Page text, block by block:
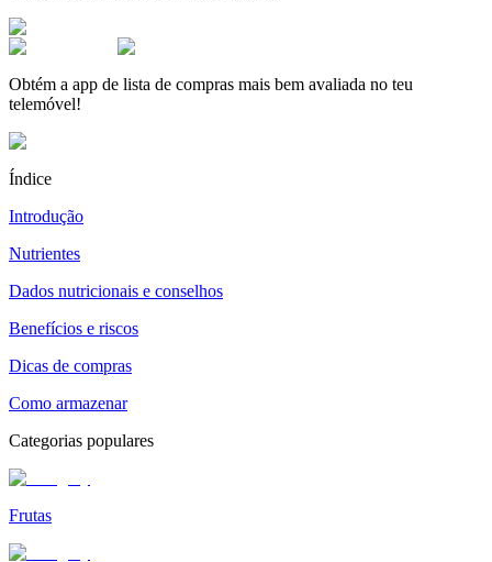
Obtém a app de lista de compras mais bem avaliada no teu
telemóvel!
Índice
Introdução
Nutrientes
Dados nutricionais e conselhos
Benefícios e riscos
Dicas de compras
Como armazenar
Categorias populares
Frutas